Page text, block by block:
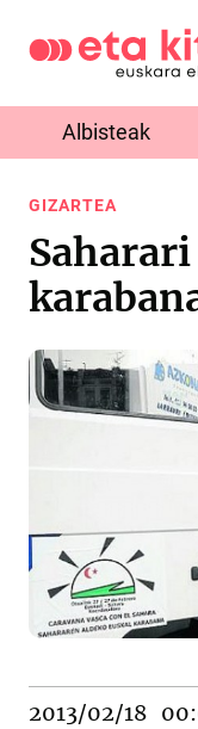
Albisteak
GIZARTEA
2013/02/18